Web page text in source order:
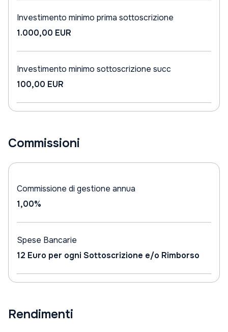
Investimento minimo prima sottoscrizione
1.000,00 EUR
Investimento minimo sottoscrizione succ
100,00 EUR
Commissioni
Commissione di gestione annua
1,00%
Spese Bancarie
12 Euro per ogni Sottoscrizione e/o Rimborso
Rendimenti